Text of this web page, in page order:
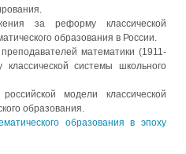
за реформу классической
образования в России.
математики (1911-
системы школьного
модели классической
образования.
образования в эпоху